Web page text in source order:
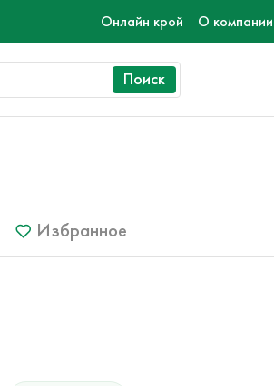
Онлайн крой О компании
Поиск
Избранное